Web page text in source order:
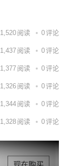
1,520 阅读 0评论
1,437 阅读 0评论
1,377 阅读 0评论
1,326 阅读 0评论
1,344 阅读 0评论
1,328 阅读 0评论